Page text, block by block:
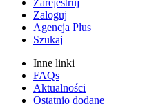
Zaloguj
Agencja Plus
Szukaj
Inne linki
FAQs
Aktualności
Ostatnio dodane